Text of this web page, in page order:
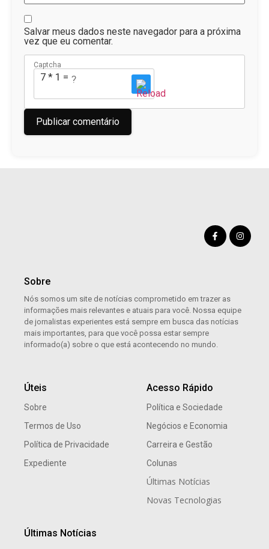
Salvar meus dados neste navegador para a próxima
vez que eu comentar.
Captcha
7 * 1 = ?
Sobre
Nós somos um site de notícias comprometido em trazer as
informações mais relevantes e atuais para você. Nossa equipe
de jornalistas experientes está sempre em busca das notícias
mais importantes, para que você possa estar sempre
informado(a) sobre o que está acontecendo no mundo.
Úteis
Sobre
Termos de Uso
Política de Privacidade
Expediente
Acesso Rápido
Política e Sociedade
Negócios e Economia
Carreira e Gestão
Colunas
Últimas Notícias
Novas Tecnologias
Últimas Notícias